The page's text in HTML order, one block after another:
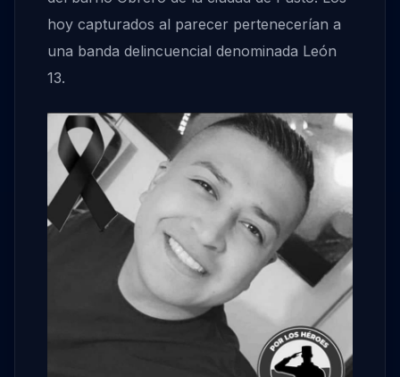
hoy capturados al parecer pertenecerían a
una banda delincuencial denominada León
13.